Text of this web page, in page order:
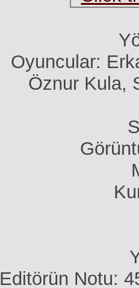
Oyuncular:
Öznur Kula,
Editörün Notu: